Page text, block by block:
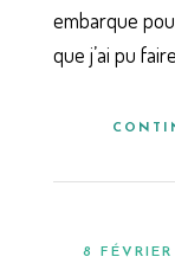
embarque
que j’ai pu
8